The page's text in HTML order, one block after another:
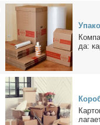
да: